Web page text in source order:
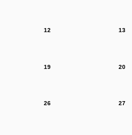
12 13
19 20
26 27